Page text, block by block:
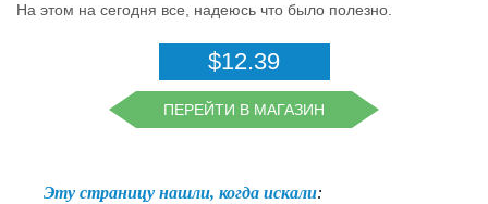
На этом на сегодня все, надеюсь что было полезно.
$12.39
ПЕРЕЙТИ В МАГАЗИН
Эту страницу нашли, когда искали: